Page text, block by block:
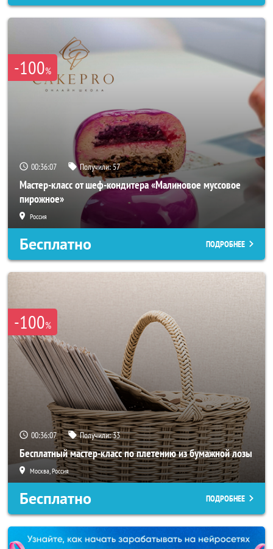
-100%
00:36:04 Получили:57
Мастер-класс от шеф-кондитера «Малиновое муссовое
пирожное»
Россия
Бесплатно ПОДРОБНЕЕ
-100%
00:36:04 Получили:33
Бесплатный мастер-класс по плетению из бумажной лозы
Москва, Россия
Бесплатно ПОДРОБНЕЕ